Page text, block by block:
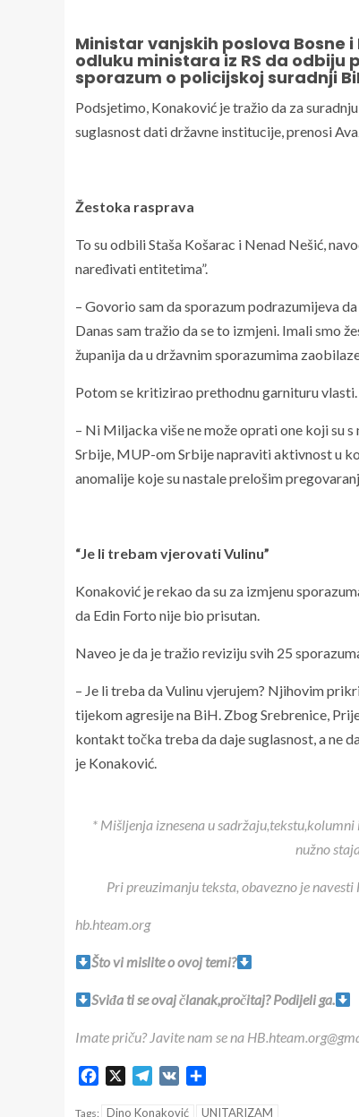
Ministar vanjskih poslova Bosne
odluku ministara iz RS da
sporazum o policijskoj suradnji
Podsjetimo, Konaković je tražio da za
suglasnost dati državne institucije, prenosi
Žestoka rasprava
To su odbili Staša Košarac i Nenad Nešić,
naređivati entitetima”.
– Govorio sam da sporazum podrazumijeva
Danas sam tražio da se to izmjeni. Imali smo
županija da u državnim sporazumima
Potom se kritizirao prethodnu garnituru vlasti.
– Ni Miljacka više ne može oprati one koji su
Srbije, MUP-om Srbije napraviti aktivnost u
anomalije koje su nastale prelošim
“Je li trebam vjerovati Vulinu”
Konaković je rekao da su za izmjenu
da Edin Forto nije bio prisutan.
Naveo je da je tražio reviziju svih 25
– Je li treba da Vulinu vjerujem? Njihovim
tijekom agresije na BiH. Zbog Srebrenice,
kontakt točka treba da daje suglasnost, a ne
je Konaković.
* Mišljenja iznesena u
nužno
Pri preuzimanju teksta, obavezno je
hb.hteam.org
Što vi mislite o ovoj temi?
Sviđa ti se ovaj članak,pročitaj? Podijeli ga.
Imate priču? Javite nam se na
Facebook Telegram
VK
Tags: Dino Konaković UNITARIZAM